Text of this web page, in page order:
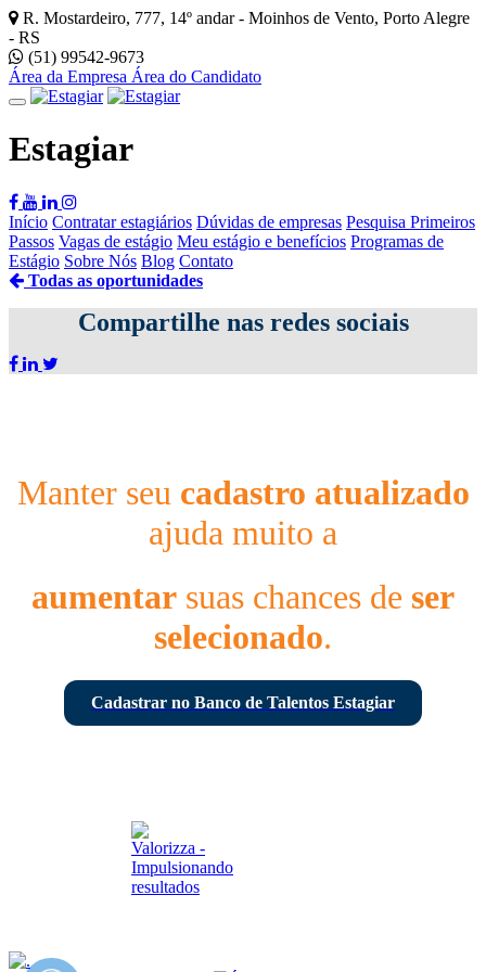
R. Mostardeiro, 777, 14º andar - Moinhos de Vento, Porto Alegre
- RS
(51) 99542-9673
Área da Empresa Área do Candidato
Estagiar
Início Contratar estagiários Dúvidas de empresas Pesquisa Primeiros
Passos Vagas de estágio Meu estágio e benefícios Programas de
Estágio Sobre Nós Blog Contato
Todas as oportunidades
Compartilhe nas redes sociais
Manter seu cadastro atualizado
ajuda muito a
aumentar suas chances de ser
selecionado.
Cadastrar no Banco de Talentos Estagiar